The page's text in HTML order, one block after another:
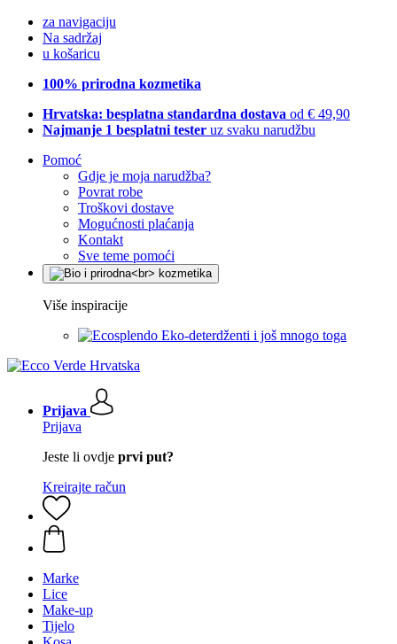
za navigaciju
Na sadržaj
u košaricu
100% prirodna kozmetika
Hrvatska: besplatna standardna dostava od € 49,90
Najmanje 1 besplatni tester uz svaku narudžbu
Pomoć
Gdje je moja narudžba?
Povrat robe
Troškovi dostave
Mogućnosti plaćanja
Kontakt
Sve teme pomoći
Više inspiracije
Eko-deterdženti i još mnogo toga
Prijava
Prijava
Jeste li ovdje prvi put?
Kreirajte račun
Marke
Lice
Make-up
Tijelo